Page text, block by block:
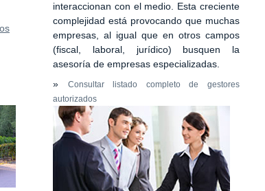
interaccionan con el medio. Esta creciente
complejidad está provocando que muchas
empresas, al igual que en otros campos
(fiscal, laboral, jurídico) busquen la
asesoría de empresas especializadas.
» Consultar listado completo de gestores
autorizados